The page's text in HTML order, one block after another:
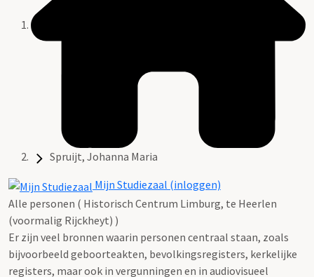
Spruijt, Johanna Maria
Mijn Studiezaal (inloggen)
Alle personen ( Historisch Centrum Limburg, te Heerlen
(voormalig Rijckheyt) )
Er zijn veel bronnen waarin personen centraal staan, zoals
bijvoorbeeld geboorteakten, bevolkingsregisters, kerkelijke
registers, maar ook in vergunningen en in audiovisueel